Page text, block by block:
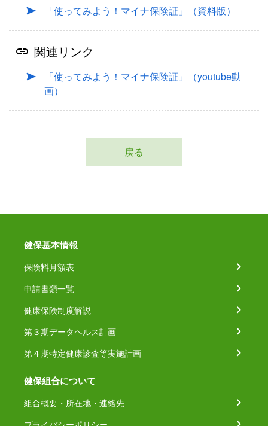
「使ってみよう！マイナ保険証」（資料版）
関連リンク
「使ってみよう！マイナ保険証」（youtube動
画）
戻る
健保基本情報
保険料月額表
申請書類一覧
健康保険制度解説
第３期データヘルス計画
第４期特定健康診査等実施計画
健保組合について
組合概要・所在地・連絡先